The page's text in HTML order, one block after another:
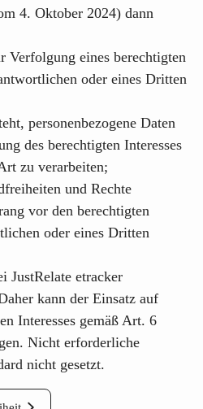
4. Oktober 2024) dann
Verfolgung eines berechtigten
oder eines Dritten
personenbezogene Daten
des berechtigten Interesses
zu verarbeiten;
und Rechte
vor den berechtigten
oder eines Dritten
JustRelate etracker
kann der Einsatz auf
Interesses gemäß Art. 6
Nicht erforderliche
nicht gesetzt.